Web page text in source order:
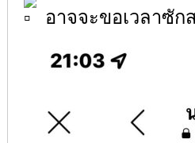
อาจจะขอเวลาซั